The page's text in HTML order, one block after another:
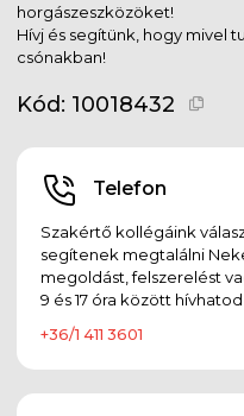
horgászeszközöket!
Hívj és segítünk, hogy mivel
csónakban!
Kód: 10018432
Telefon
Szakértő kollégáink
segítenek megtalálni
megoldást, felszerelést
9 és 17 óra között
+36/1 411 3601